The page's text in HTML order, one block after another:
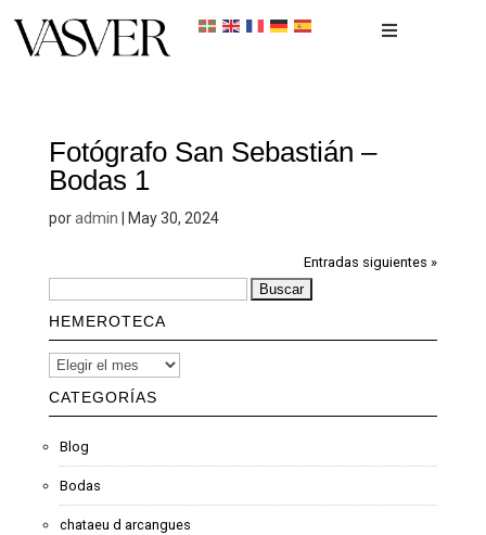
Portfolio
Reportaje Fotográfico
Fotógrafo San Sebastián –
Bodas 1
poradmin May 30, 2024
Entradas siguientes »
HEMEROTECA
CATEGORÍAS
Blog
Bodas
chataeu d arcangues